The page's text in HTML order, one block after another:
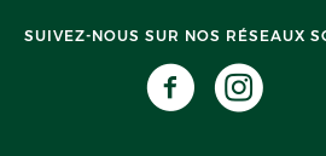
SUIVEZ-NOUS SUR NOS RÉSEAUX